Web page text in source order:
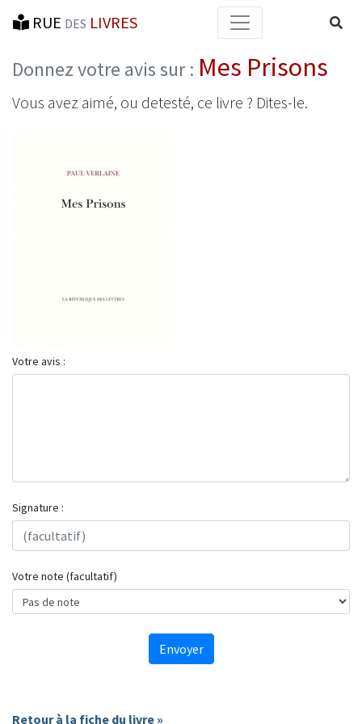
RUE DES LIVRES
Donnez votre avis sur : Mes Prisons
Vous avez aimé, ou detesté, ce livre ? Dites-le.
Votre avis :
Signature :
Votre note (facultatif)
Envoyer
Retour à la fiche du livre »